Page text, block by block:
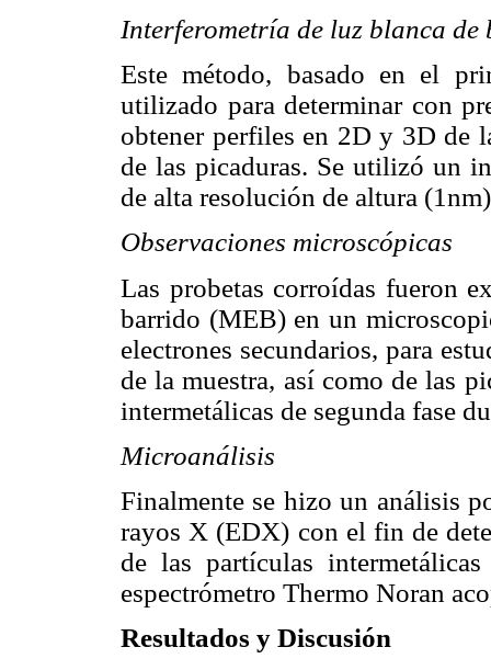
Interferometría de luz blanca
Este método, basado en el
utilizado para determinar con
obtener perfiles en 2D y 3D de
de las picaduras. Se utilizó un
de alta resolución de altura
Observaciones microscópicas
Las probetas corroídas fueron
barrido (MEB) en un
electrones secundarios, para
de la muestra, así como de las
intermetálicas de segunda fase
Microanálisis
Finalmente se hizo un análisis
rayos X (EDX) con el fin de
de las partículas
espectrómetro Thermo Noran
Resultados y Discusión